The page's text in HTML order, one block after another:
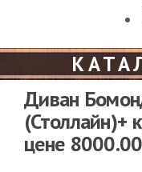
Диван
(Столлайн)+
цене